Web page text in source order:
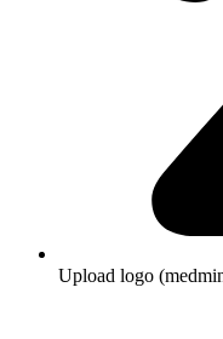
Upload logo